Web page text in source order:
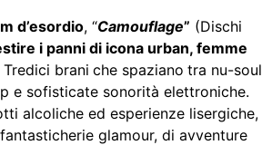
d’esordio, “Camouflage” (Dischi
i panni di icona urban, femme
Tredici brani che spaziano tra nu-soul
e sofisticate sonorità elettroniche.
alcoliche ed esperienze lisergiche,
glamour, di avventure